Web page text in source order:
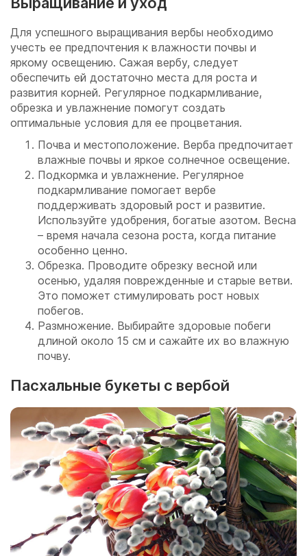
Для успешного выращивания вербы необходимо
учесть ее предпочтения к влажности почвы и
яркому освещению. Сажая вербу, следует
обеспечить ей достаточно места для роста и
развития корней. Регулярное подкармливание,
обрезка и увлажнение помогут создать
оптимальные условия для ее процветания.
Почва и местоположение. Верба предпочитает
влажные почвы и яркое солнечное освещение.
Подкормка и увлажнение. Регулярное
подкармливание помогает вербе
поддерживать здоровый рост и развитие.
Используйте удобрения, богатые азотом. Весна
– время начала сезона роста, когда питание
особенно ценно.
Обрезка. Проводите обрезку весной или
осенью, удаляя поврежденные и старые ветви.
Это поможет стимулировать рост новых
побегов.
Размножение. Выбирайте здоровые побеги
длиной около 15 см и сажайте их во влажную
почву.
Пасхальные букеты с вербой